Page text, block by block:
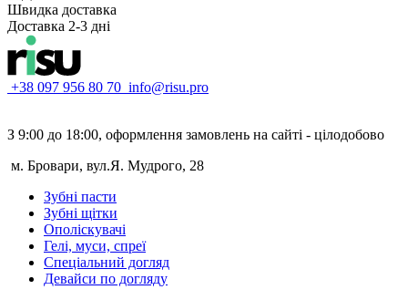
Швидка доставка
Доставка 2-3 дні
+38 097 956 80 70 info@risu.pro
З 9:00 до 18:00, оформлення замовлень на сайті - цілодобово
м. Бровари, вул.Я. Мудрого, 28
Зубні пасти
Зубні щітки
Ополіскувачі
Гелі, муси, спреї
Спеціальний догляд
Девайси по догляду